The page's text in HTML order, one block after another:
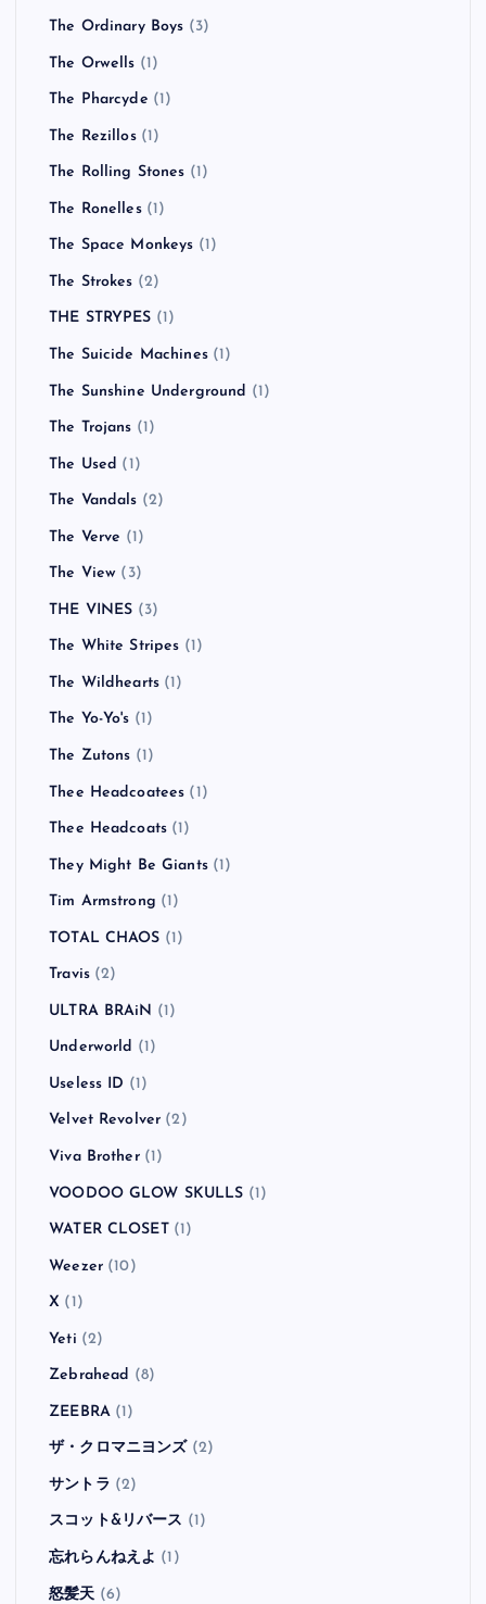
The Ordinary Boys (3)
The Orwells (1)
The Pharcyde (1)
The Rezillos(1)
The Rolling Stones (1)
The Ronelles(1)
The Space Monkeys (1)
The Strokes (2)
THE STRYPES (1)
The Suicide Machines(1)
The Sunshine Underground (1)
The Trojans (1)
The Used (1)
The Vandals (2)
The Verve (1)
The View (3)
THE VINES (3)
The White Stripes (1)
The Wildhearts (1)
The Yo-Yo's (1)
The Zutons (1)
Thee Headcoatees (1)
Thee Headcoats (1)
They Might Be Giants(1)
Tim Armstrong (1)
TOTAL CHAOS (1)
Travis(2)
ULTRA BRAiN (1)
Underworld (1)
Useless ID (1)
Velvet Revolver (2)
Viva Brother(1)
VOODOO GLOW SKULLS (1)
WATER CLOSET(1)
Weezer(10)
X (1)
Yeti (2)
Zebrahead (8)
ZEEBRA(1)
ザ・クロマニヨンズ (2)
サントラ (2)
スコット&リバース (1)
忘れらんねえよ (1)
怒髪天 (6)